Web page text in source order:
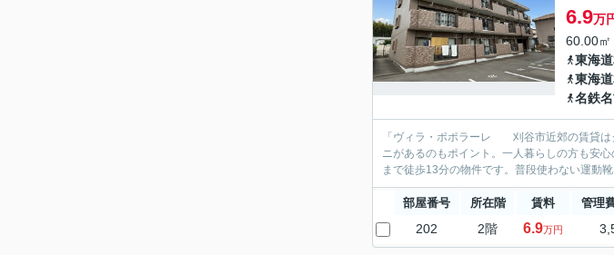
6.9万
60.00㎡
東海
東海
名鉄
「ヴィラ・ポポラーレ 刈谷市近郊の賃貸は
ニがあるのもポイント。一人暮らしの方も安
まで徒歩13分の物件です。普段使わない運動
部屋番号 所在階 賃料 管理
202 2階 6.9万円